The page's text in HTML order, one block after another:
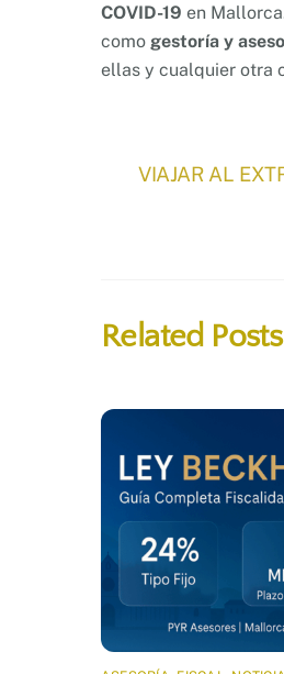
COVID-19 en
como gestoría y
ellas y cualquier otra
VIAJAR AL
Related Posts